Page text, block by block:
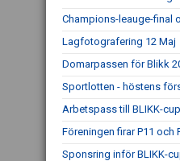
Champions-leauge-final
Lagfotografering 12 Maj
Domarpassen för Blikk
Sportlotten - höstens
Arbetspass till BLIKK-
Föreningen firar P11
Sponsring inför BLIKK-